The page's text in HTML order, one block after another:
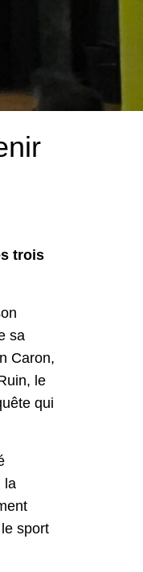
trois
sa
Caron,
le
qui
la
sport